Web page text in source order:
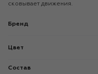
сковывает движения.
Бренд
Цвет
Состав